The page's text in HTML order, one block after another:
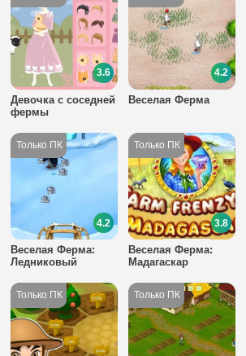
Девочка с соседней
фермы
3.6
Веселая Ферма
4.2
Веселая Ферма:
Ледниковый
4.2
Веселая Ферма:
Мадагаскар
3.8